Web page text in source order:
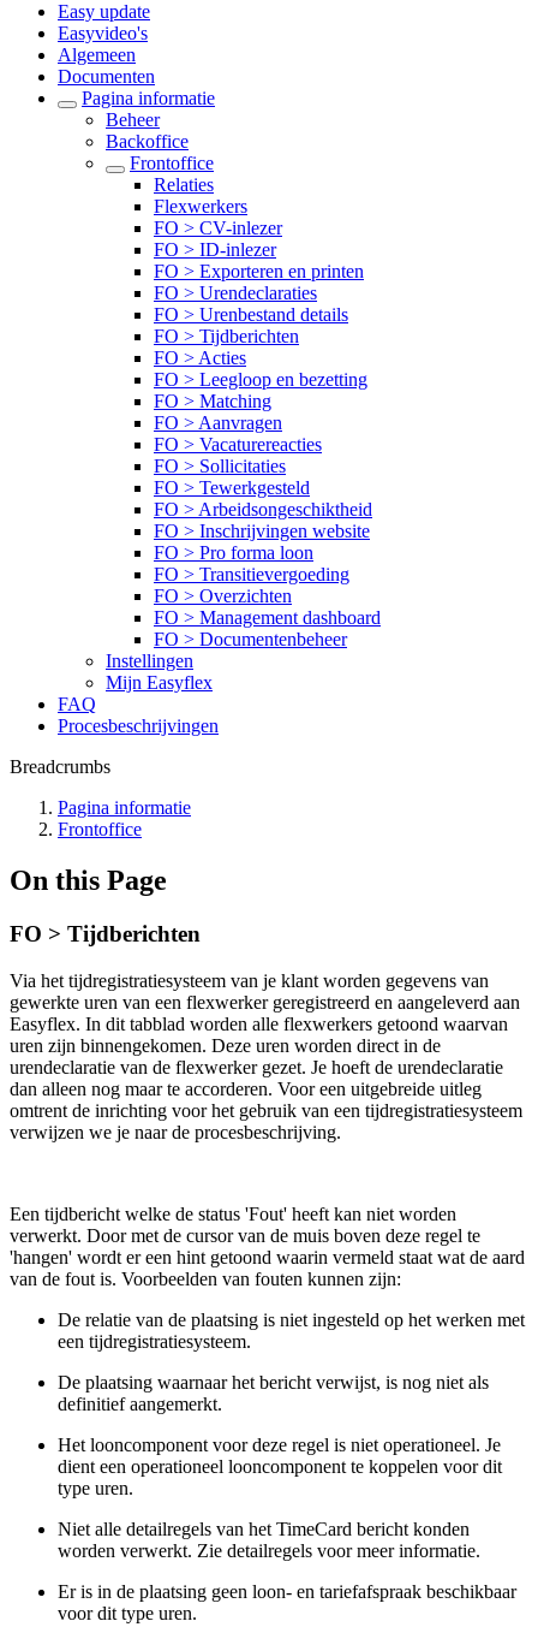
Easy update
Easyvideo's
Algemeen
Documenten
Pagina informatie
Beheer
Backoffice
Frontoffice
Relaties
Flexwerkers
FO > CV-inlezer
FO > ID-inlezer
FO > Exporteren en printen
FO > Urendeclaraties
FO > Urenbestand details
FO > Tijdberichten
FO > Acties
FO > Leegloop en bezetting
FO > Matching
FO > Aanvragen
FO > Vacaturereacties
FO > Sollicitaties
FO > Tewerkgesteld
FO > Arbeidsongeschiktheid
FO > Inschrijvingen website
FO > Pro forma loon
FO > Transitievergoeding
FO > Overzichten
FO > Management dashboard
FO > Documentenbeheer
Instellingen
Mijn Easyflex
FAQ
Procesbeschrijvingen
Breadcrumbs
Pagina informatie
Frontoffice
On this Page
FO > Tijdberichten
Via het tijdregistratiesysteem van je klant worden gegevens van
gewerkte uren van een flexwerker geregistreerd en aangeleverd aan
Easyflex. In dit tabblad worden alle flexwerkers getoond waarvan
uren zijn binnengekomen. Deze uren worden direct in de
urendeclaratie van de flexwerker gezet. Je hoeft de urendeclaratie
dan alleen nog maar te accorderen. Voor een uitgebreide uitleg
omtrent de inrichting voor het gebruik van een tijdregistratiesysteem
verwijzen we je naar de procesbeschrijving.
Een tijdbericht welke de status 'Fout' heeft kan niet worden
verwerkt. Door met de cursor van de muis boven deze regel te
'hangen' wordt er een hint getoond waarin vermeld staat wat de aard
van de fout is. Voorbeelden van fouten kunnen zijn:
De relatie van de plaatsing is niet ingesteld op het werken met
een tijdregistratiesysteem.
De plaatsing waarnaar het bericht verwijst, is nog niet als
definitief aangemerkt.
Het looncomponent voor deze regel is niet operationeel. Je
dient een operationeel looncomponent te koppelen voor dit
type uren.
Niet alle detailregels van het TimeCard bericht konden
worden verwerkt. Zie detailregels voor meer informatie.
Er is in de plaatsing geen loon- en tariefafspraak beschikbaar
voor dit type uren.